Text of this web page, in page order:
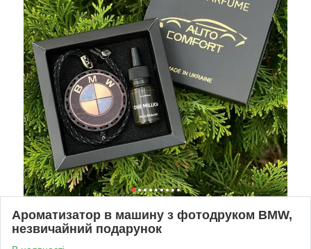
Ароматизатор в машину з фотодруком BMW,
незвичайний подарунок